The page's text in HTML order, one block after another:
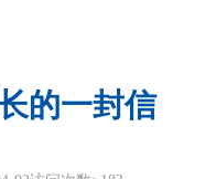
的一封信